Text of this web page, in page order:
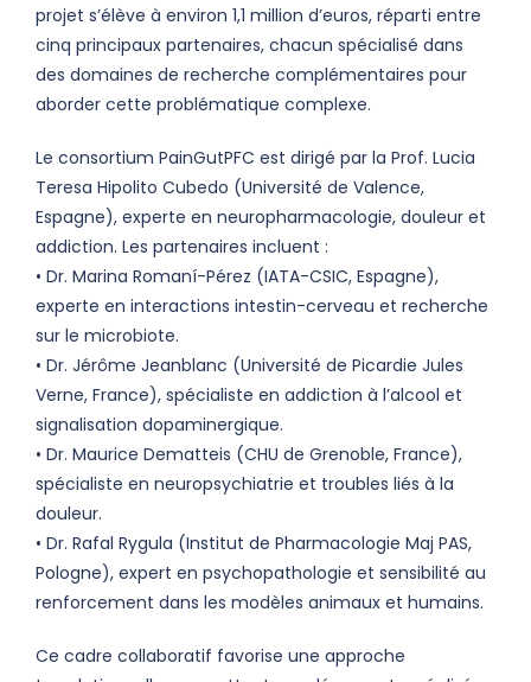
projet s’élève à environ 1,1 million d’euros, réparti entre
cinq principaux partenaires, chacun spécialisé dans
des domaines de recherche complémentaires pour
aborder cette problématique complexe.
Le consortium PainGutPFC est dirigé par la Prof. Lucia
Teresa Hipolito Cubedo (Université de Valence,
Espagne), experte en neuropharmacologie, douleur et
addiction. Les partenaires incluent :
• Dr. Marina Romaní-Pérez (IATA-CSIC, Espagne),
experte en interactions intestin-cerveau et recherche
sur le microbiote.
• Dr. Jérôme Jeanblanc (Université de Picardie Jules
Verne, France), spécialiste en addiction à l’alcool et
signalisation dopaminergique.
• Dr. Maurice Dematteis (CHU de Grenoble, France),
spécialiste en neuropsychiatrie et troubles liés à la
douleur.
• Dr. Rafal Rygula (Institut de Pharmacologie Maj PAS,
Pologne), expert en psychopathologie et sensibilité au
renforcement dans les modèles animaux et humains.
Ce cadre collaboratif favorise une approche